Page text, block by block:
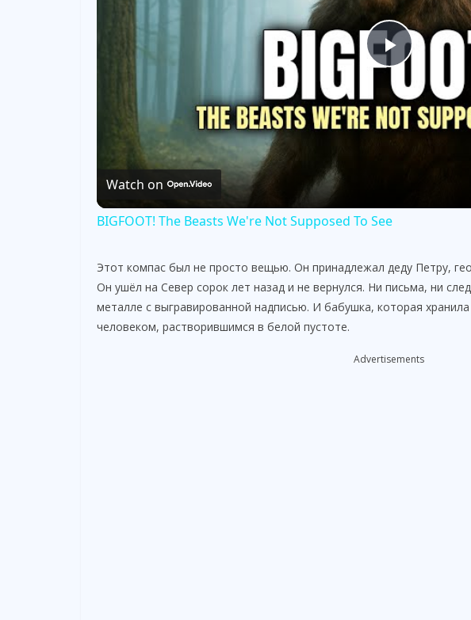
P
l
y
i
d
Watch on
BIGFOOT! The Beasts We're Not Supposed To See
Этот компас был не просто вещью. Он принадлежал деду Петру,
Он ушёл на Север сорок лет назад и не вернулся. Ни письма, ни
металле с выгравированной надписью. И бабушка, которая
человеком, растворившимся в белой пустоте.
Advertisements